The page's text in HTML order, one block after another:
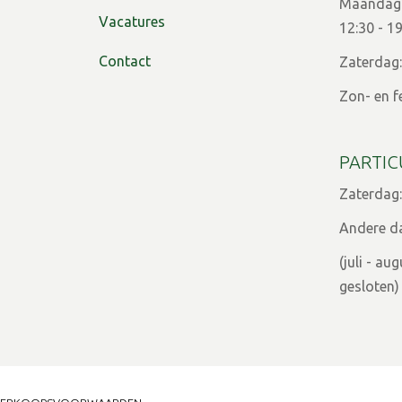
Vacatures
Contact
12:30 -
Zon- en
Andere
(juli -
gesloten)